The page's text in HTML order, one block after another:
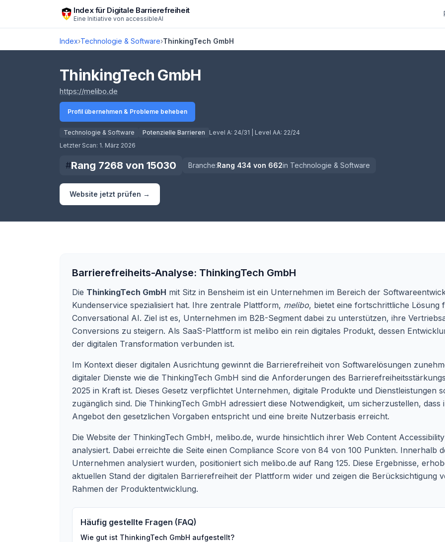
Zum Hauptinhalt springenIndex für Digitale Barrierefreiheit
Eine Initiative von accessibleAI
Index›Technologie & Software›ThinkingTech GmbH
Score lädt
ThinkingTech GmbH
https://melibo.de
Profil übernehmen & Probleme beheben
Technologie & Software Potenzielle Barrieren Level A: 24/31 | Level AA: 22/24
Letzter Scan: 1. März 2026
#Rang 7268 von 15030 Branche:Rang 434 von 662in Technologie & Software
Website jetzt prüfen →
Barrierefreiheits-Analyse: ThinkingTech GmbH
Die ThinkingTech GmbH mit Sitz in Bensheim ist ein Unternehmen im Bereich der
Kundenservice spezialisiert hat. Ihre zentrale Plattform, melibo, bietet eine fortschrittliche Lösung
Conversational AI. Ziel ist es, Unternehmen im B2B-Segment dabei zu unterstützen, ihre
Conversions zu steigern. Als SaaS-Plattform ist melibo ein rein digitales Produkt, dessen
der digitalen Transformation verbunden ist.
Im Kontext dieser digitalen Ausrichtung gewinnt die Barrierefreiheit von Softwarelösungen
digitaler Dienste wie die ThinkingTech GmbH sind die Anforderungen des
2025 in Kraft ist. Dieses Gesetz verpflichtet Unternehmen, digitale Produkte und Dienstleistungen
zugänglich sind. Die ThinkingTech GmbH adressiert diese Notwendigkeit, um sicherzustellen,
Angebot den gesetzlichen Vorgaben entspricht und eine breite Nutzerbasis erreicht.
Die Website der ThinkingTech GmbH, melibo.de, wurde hinsichtlich ihrer Web Content
analysiert. Dabei erreichte die Seite einen Compliance Score von 84 von 100 Punkten. Innerhalb
Unternehmen analysiert wurden, positioniert sich melibo.de auf Rang 125. Diese Ergebnisse,
aktuellen Stand der digitalen Barrierefreiheit der Plattform wider und zeigen die Berücksichtigung
Rahmen der Produktentwicklung.
Häufig gestellte Fragen (FAQ)
Wie gut ist ThinkingTech GmbH aufgestellt?